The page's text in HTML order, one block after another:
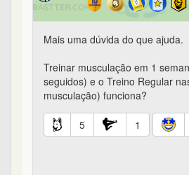
Mais uma dúvida do que ajuda.
Treinar musculação em 1
seguidos) e o Treino Regular
musculação) funciona?
5 1